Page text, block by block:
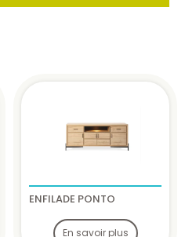
ENFILADE PONTO
En savoir plus